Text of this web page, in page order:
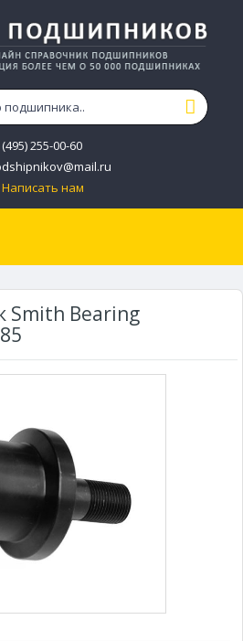
255-00-60
Написать нам
Bearing